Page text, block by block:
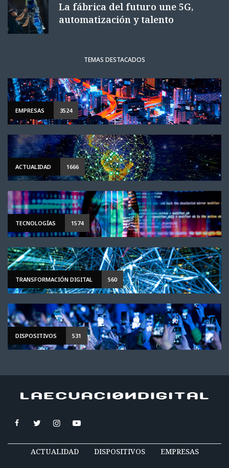
La fábrica del futuro une 5G,
automatización y talento
TEMAS DESTACADOS
EMPRESAS 3524
ACTUALIDAD 1666
TECNOLOGÍAS 1574
TRANSFORMACIÓN DIGITAL 560
DISPOSITIVOS 531
ACTUALIDAD DISPOSITIVOS EMPRESAS